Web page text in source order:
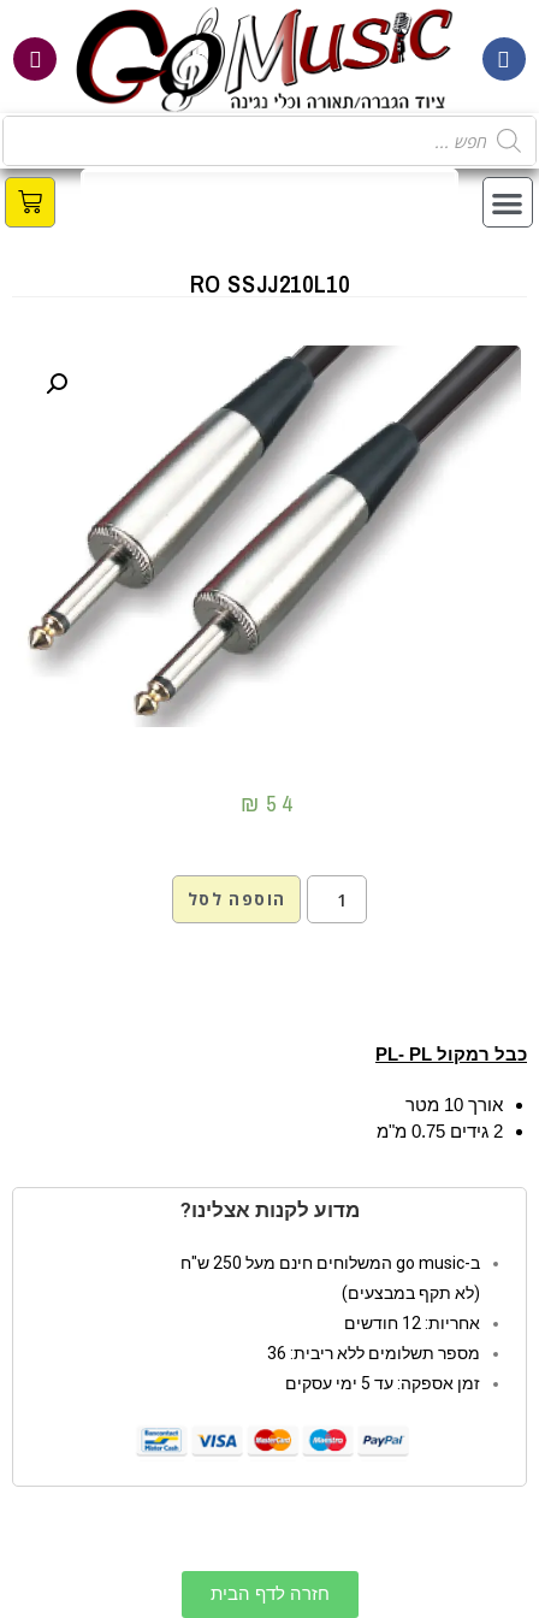
RO SSJJ210L10
₪ 54
הוספה לסל
כבל רמקול PL- PL
אורך 10 מטר
2 גידים 0.75 מ"מ
מדוע לקנות אצלינו?
ב-go music המשלוחים חינם מעל 250 ש"ח
(לא תקף במבצעים)
אחריות: 12 חודשים
מספר תשלומים ללא ריבית: 36
זמן אספקה: עד 5 ימי עסקים
חזרה לדף הבית